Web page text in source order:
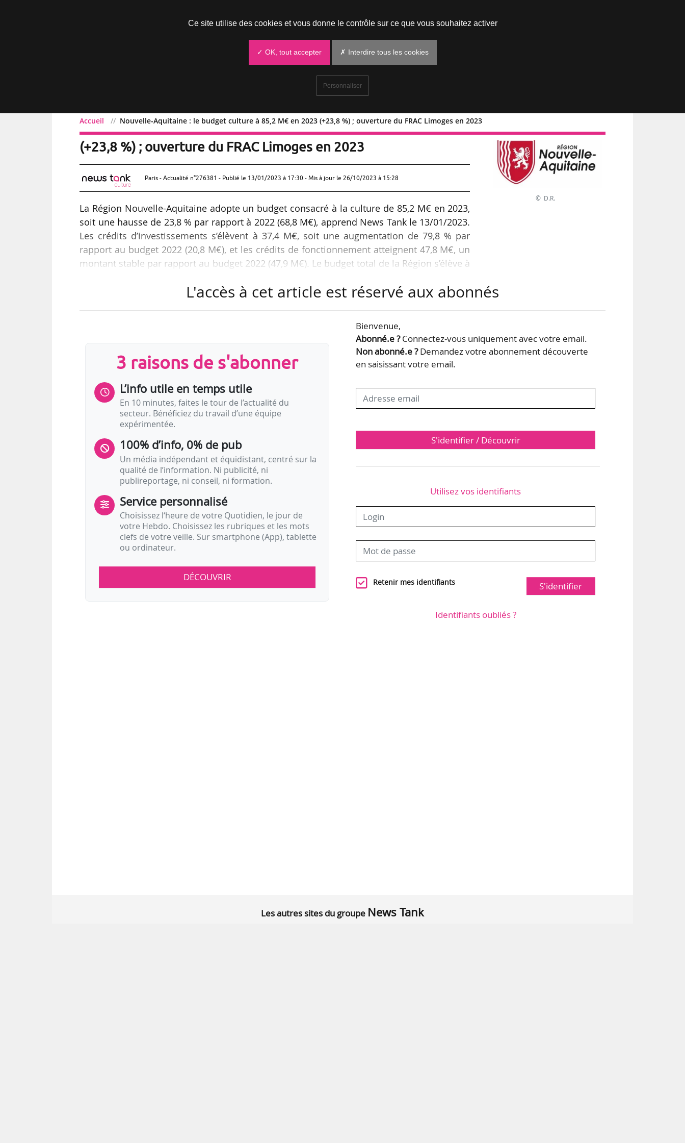
Accueil Nouvelle-Aquitaine : le budget culture à 85,2 M€ en 2023 (+23,8 %) ; ouverture du FRAC Limoges en 2023
Nouvelle-Aquitaine : le budget culture à 85,2 M€ en 2023
(+23,8 %) ; ouverture du FRAC Limoges en 2023
Paris - Actualité n°276381 - Publié le 13/01/2023 à 17:30- Mis à jour le 26/10/2023 à 15:28
La Région Nouvelle-Aquitaine adopte un budget consacré à la culture de 85,2 M€ en 2023,
soit une hausse de 23,8 % par rapport à 2022 (68,8 M€), apprend News Tank le 13/01/2023.
Les crédits d’investissements s’élèvent à 37,4 M€, soit une augmentation de 79,8 % par
rapport au budget 2022 (20,8 M€), et les crédits de fonctionnement atteignent 47,8 M€, un
montant stable par rapport au budget 2022 (47,9 M€). Le budget total de la Région s’élève à
supérieur musique et danse Bordeaux Nouvelle-Aquitaine. La Région a accepté la maîtrise
© D.R.
L'accès à cet article est réservé aux abonnés
3 raisons de s'abonner
L’info utile en temps utile
En 10 minutes, faites le tour de l’actualité du
secteur. Bénéficiez du travail d’une équipe
expérimentée.
100% d’info, 0% de pub
Un média indépendant et équidistant, centré sur la
qualité de l’information. Ni publicité, ni
publireportage, ni conseil, ni formation.
Service personnalisé
Choisissez l‘heure de votre Quotidien, le jour de
votre Hebdo. Choisissez les rubriques et les mots
clefs de votre veille. Sur smartphone (App), tablette
ou ordinateur.
DÉCOUVRIR
Bienvenue,
Abonné.e ?Connectez-vous uniquement avec votre email.
Non abonné.e ?Demandez votre abonnement découverte
en saisissant votre email.
S'identifier / Découvrir
Utilisez vos identifiants
Retenir mes identifiants S'identifier
Identifiants oubliés ?
Les autres sites du groupe News Tank
Ce site utilise des cookies et vous donne le contrôle sur ce que vous souhaitez activer
✓ OK, tout accepter ✗ Interdire tous les cookies
Personnaliser